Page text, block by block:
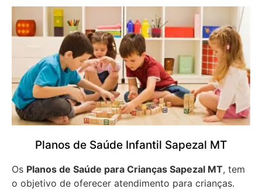
Planos de Saúde Infantil Sapezal MT
Os Planos de Saúde para Crianças Sapezal MT, tem
o objetivo de oferecer atendimento para crianças.